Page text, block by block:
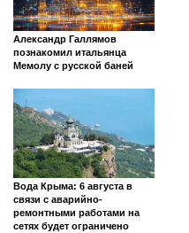
Александр Галлямов
познакомил итальянца
Мемолу с русской баней
Вода Крыма: 6 августа в
связи с аварийно-
ремонтными работами на
сетях будет ограничено